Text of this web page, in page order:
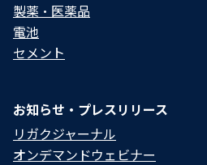
製薬・医薬品
電池
セメント
お知らせ・プレスリリース
リガクジャーナル
オンデマンドウェビナー